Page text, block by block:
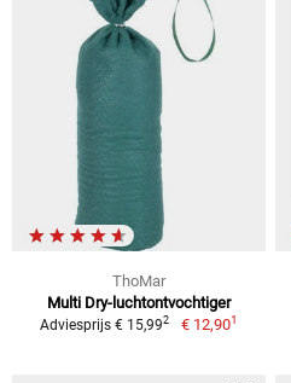
ThoMar
Multi Dry-luchtontvochtiger
Adviesprijs € 15,992 € 12,901